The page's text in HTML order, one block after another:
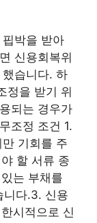
박을 받아
신용회복위
습니다. 하
정을 받기 위
되는 경우가
조정 조건 1.
기회를 주
할 서류 종
는 부채를
니다.3. 신용
시적으로 신